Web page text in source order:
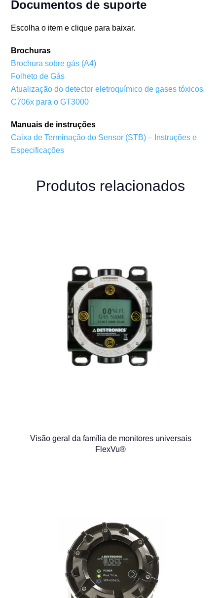
Documentos de suporte
Escolha o item e clique para baixar.
Brochuras
Brochura sobre gás (A4)
Folheto de Gás
Atualização do detector eletroquímico de gases tóxicos
C706x para o GT3000
Manuais de instruções
Caixa de Terminação do Sensor (STB) – Instruções e
Especificações
Produtos relacionados
Visão geral da família de monitores universais
FlexVu®